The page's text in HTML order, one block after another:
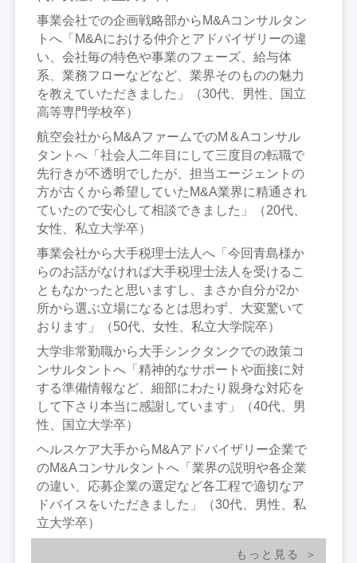
事業会社での企画戦略部からM&Aコンサルタン
トへ「M&Aにおける仲介とアドバイザリーの違
い、会社毎の特色や事業のフェーズ、給与体
系、業務フローなどなど、業界そのものの魅力
を教えていただきました」（30代、男性、国立
高等専門学校卒）
航空会社からM&AファームでのM＆Aコンサル
タントへ「社会人二年目にして三度目の転職で
先行きが不透明でしたが、担当エージェントの
方が古くから希望していたM&A業界に精通され
ていたので安心して相談できました」（20代、
女性、私立大学卒）
事業会社から大手税理士法人へ「今回青島様か
らのお話がなければ大手税理士法人を受けるこ
ともなかったと思いますし、まさか自分が2か
所から選ぶ立場になるとは思わず、大変驚いて
おります」（50代、女性、私立大学院卒）
大学非常勤職から大手シンクタンクでの政策コ
ンサルタントへ「精神的なサポートや面接に対
する準備情報など、細部にわたり親身な対応を
して下さり本当に感謝しています」（40代、男
性、国立大学卒）
ヘルスケア大手からM&Aアドバイザリー企業で
のM&Aコンサルタントへ「業界の説明や各企業
の違い、応募企業の選定など各工程で適切なア
ドバイスをいただきました」（30代、男性、私
立大学卒）
もっと見る